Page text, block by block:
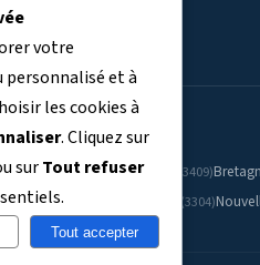
Bourgogne-Franche-Comté (3409)
Mayotte (3304)
votre
personnalisé et à
les cookies à
. Cliquez sur
surTout refuser
Tout accepter